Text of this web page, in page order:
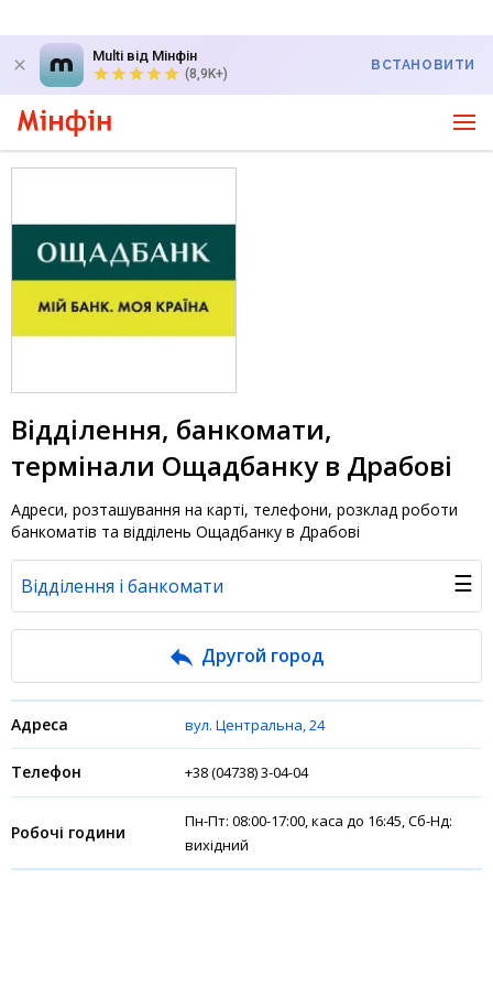
Multi від Мінфін
(8,9K+)
ВСТАНОВИТИ
Відділення, банкомати,
термінали Ощадбанку в Драбові
Адреси, розташування на карті, телефони, розклад роботи
банкоматів та відділень Ощадбанку в Драбові
Відділення і банкомати
Відгуки
Депозити юр. осіб
Кредити для бізнеса
☰
Другой город
вул. Центральна, 24
+38 (04738) 3-04-04
Пн-Пт: 08:00-17:00, каса до 16:45, Сб-Нд:
вихідний